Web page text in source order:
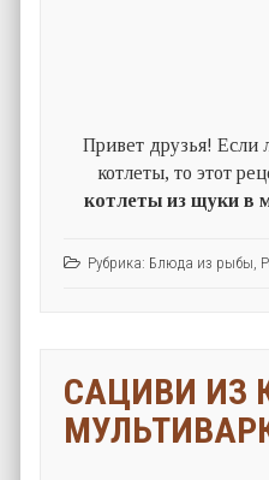
Привет друзья! Если
котлеты, то этот
котлеты из щуки в
Рубрика: Блюда из рыбы
САЦИВИ ИЗ